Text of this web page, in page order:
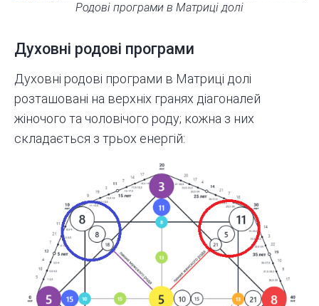
Родові програми в Матриці долі
Духовні родові програми
Духовні родові програми в Матриці долі
розташовані на верхніх гранях діагоналей
жіночого та чоловічого роду; кожна з них
складається з трьох енергій: